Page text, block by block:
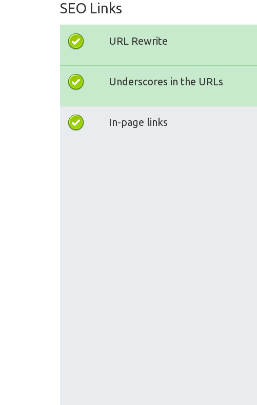
SEO Links
URL Rewrite
Underscores in the URLs
In-page links